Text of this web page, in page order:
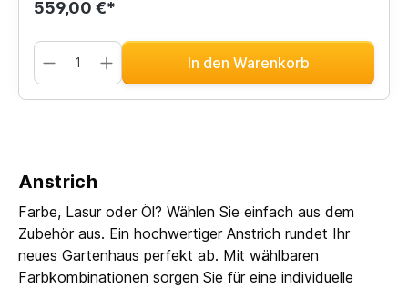
559,00 €*
In den Warenkorb
Anstrich
Farbe, Lasur oder Öl? Wählen Sie einfach aus dem
Zubehör aus. Ein hochwertiger Anstrich rundet Ihr
neues Gartenhaus perfekt ab. Mit wählbaren
Farbkombinationen sorgen Sie für eine individuelle